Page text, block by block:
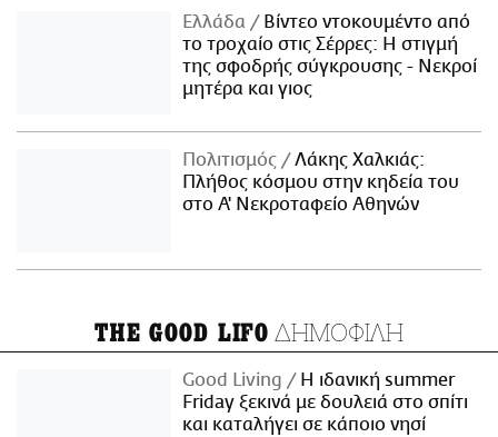
Ελλάδα
Βίντεο ντοκουμέντο από
το τροχαίο στις Σέρρες: Η στιγμή
της σφοδρής σύγκρουσης - Νεκροί
μητέρα και γιος
Πολιτισμός
Λάκης Χαλκιάς:
Πλήθος κόσμου στην κηδεία του
στο Α' Νεκροταφείο Αθηνών
THE GOOD LIFO ΔΗΜΟΦΙΛΗ
Good Living
Η ιδανική summer
Friday ξεκινά με δουλειά στο σπίτι
και καταλήγει σε κάποιο νησί